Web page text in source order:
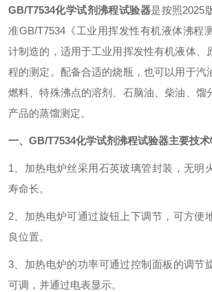
GB/T7534化学试剂沸程试验器是按照2025
准GB/T7534《工业用挥发性有机液体沸程
计制造的，适用于工业用挥发性有机液体、
程的测定。配备合适的烧瓶，也可以用于汽
燃料、特殊沸点的溶剂、石脑油、柴油、馏
产品的蒸馏测定。
一、GB/T7534化学试剂沸程试验器主要技术
1、加热电炉丝采用石英玻璃管封装，无明
寿命长。
2、加热电炉可通过旋钮上下调节，可方便
良位置。
3、加热电炉的功率可通过控制面板的调节
可调，并通过电表显示。